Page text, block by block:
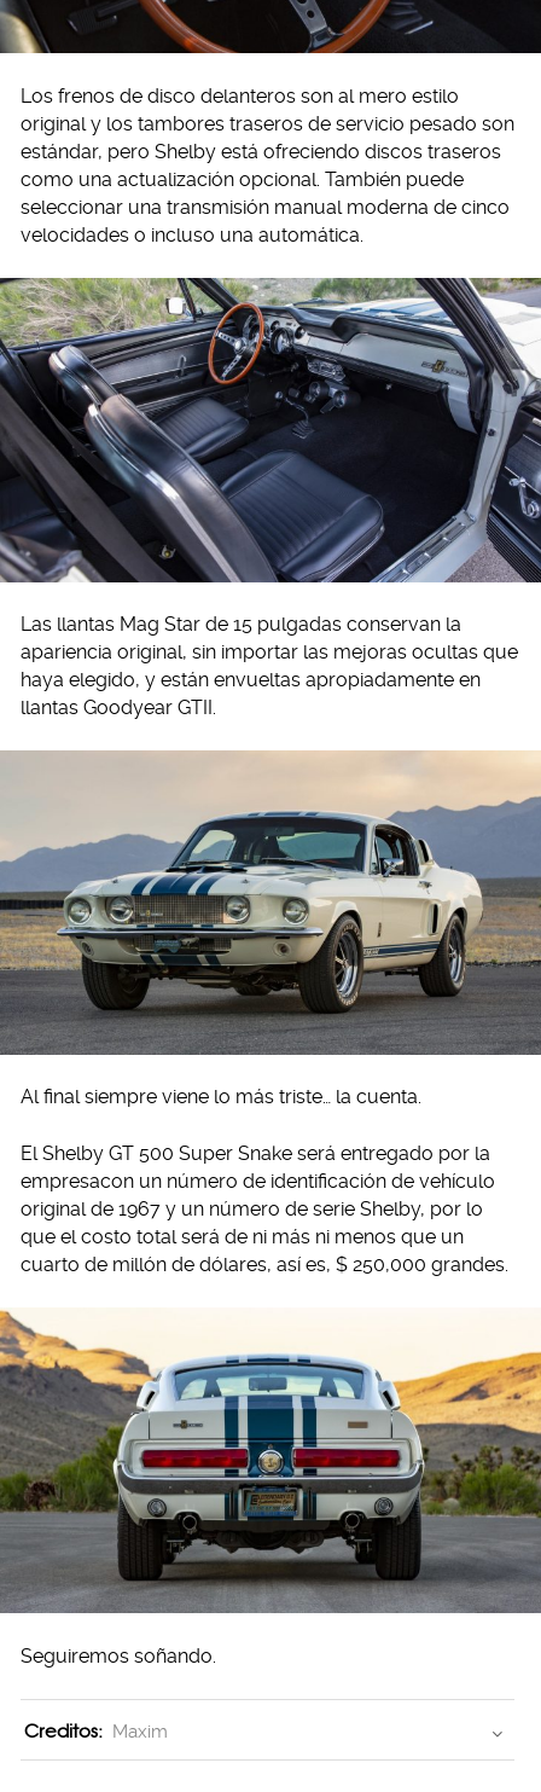
Los frenos de disco delanteros son al mero estilo
original y los tambores traseros de servicio pesado son
estándar, pero Shelby está ofreciendo discos traseros
como una actualización opcional. También puede
seleccionar una transmisión manual moderna de cinco
velocidades o incluso una automática.
Las llantas Mag Star de 15 pulgadas conservan la
apariencia original, sin importar las mejoras ocultas que
haya elegido, y están envueltas apropiadamente en
llantas Goodyear GTII.
Al final siempre viene lo más triste… la cuenta.
El Shelby GT 500 Super Snake será entregado por la
empresacon un número de identificación de vehículo
original de 1967 y un número de serie Shelby, por lo
que el costo total será de ni más ni menos que un
cuarto de millón de dólares, así es, $ 250,000 grandes.
Seguiremos soñando.
Creditos: Maxim